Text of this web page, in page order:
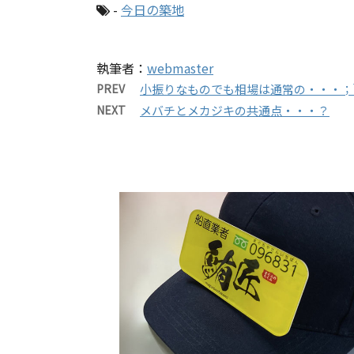
- 今日の築地
執筆者： webmaster
PREV 小振りなものでも相場は通常の・・・
NEXT メバチとメカジキの共通点・・・？